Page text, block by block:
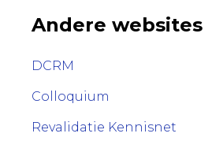
Andere websites
DCRM
Colloquium
Revalidatie Kennisnet